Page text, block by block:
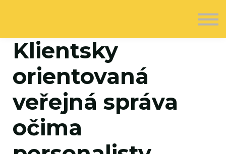
Registrovat se
Přihlásit se
Klientsky
orientovaná
veřejná správa
očima